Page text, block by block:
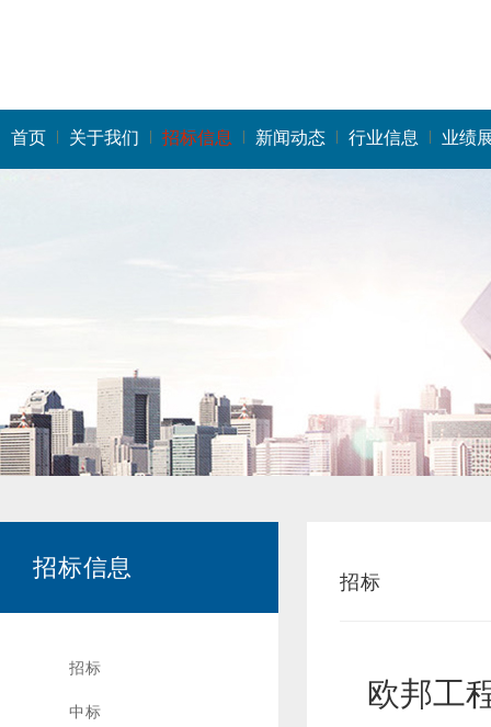
首页 关于我们 招标信息 新闻动态 行业信息 业绩
招标信息
招标
中标
招标
欧邦工